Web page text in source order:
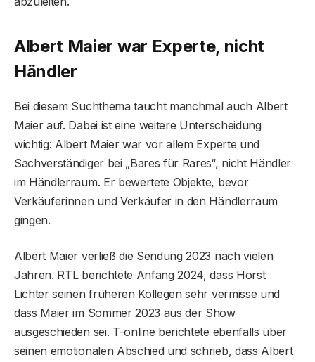
Albert Maier war Experte, nicht
Händler
Bei diesem Suchthema taucht manchmal auch Albert
Maier auf. Dabei ist eine weitere Unterscheidung
wichtig: Albert Maier war vor allem Experte und
Sachverständiger bei „Bares für Rares“, nicht Händler
im Händlerraum. Er bewertete Objekte, bevor
Verkäuferinnen und Verkäufer in den Händlerraum
gingen.
Albert Maier verließ die Sendung 2023 nach vielen
Jahren. RTL berichtete Anfang 2024, dass Horst
Lichter seinen früheren Kollegen sehr vermisse und
dass Maier im Sommer 2023 aus der Show
ausgeschieden sei. T-online berichtete ebenfalls über
seinen emotionalen Abschied und schrieb, dass Albert